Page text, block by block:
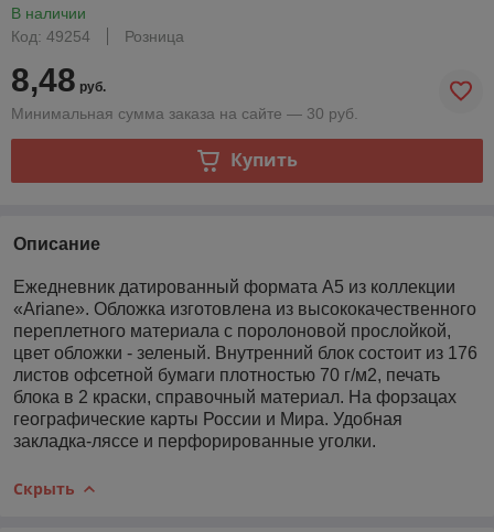
В наличии
Код: 49254
Розница
8,48 руб.
Минимальная сумма заказа на сайте — 30 руб.
Купить
Описание
Ежедневник датированный формата А5 из коллекции
«Ariane». Обложка изготовлена из высококачественного
переплетного материала с поролоновой прослойкой,
цвет обложки - зеленый. Внутренний блок состоит из 176
листов офсетной бумаги плотностью 70 г/м2, печать
блока в 2 краски, справочный материал. На форзацах
географические карты России и Мира. Удобная
закладка-ляссе и перфорированные уголки.
Скрыть